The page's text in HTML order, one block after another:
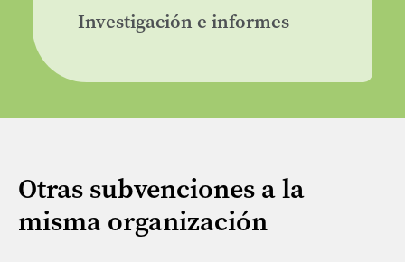
Investigación e informes
Otras subvenciones a la
misma organización